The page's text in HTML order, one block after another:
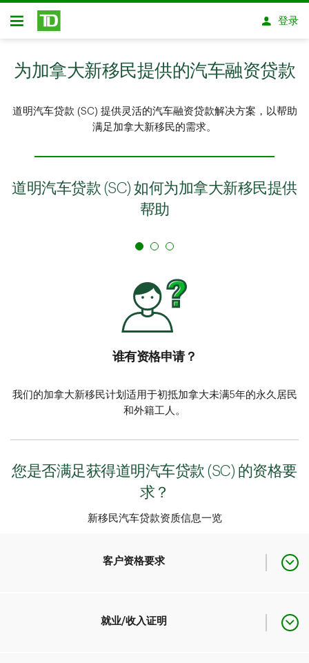
跳转到主要内容
开放式房屋贷款
登录
为加拿大新移民提供的汽车融资贷款
道明汽车贷款 (SC) 提供灵活的汽车融资贷款解决方案，以帮助
满足加拿大新移民的需求。
道明汽车贷款 (SC) 如何为加拿大新移民提供
帮助
谁有资格申请？
我们的加拿大新移民计划适用于初抵加拿大未满5年的永久居民
和外籍工人。
您是否满足获得道明汽车贷款 (SC) 的资格要
求？
新移民汽车贷款资质信息一览
客户资格要求
移居加拿大未满5年的新移民
就业/收入证明